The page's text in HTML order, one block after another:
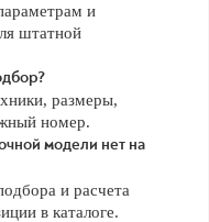
и
штатной
размеры,
номер.
модели нет на
и расчета
в каталоге.